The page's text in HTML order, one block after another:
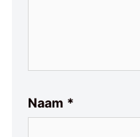
Naam *